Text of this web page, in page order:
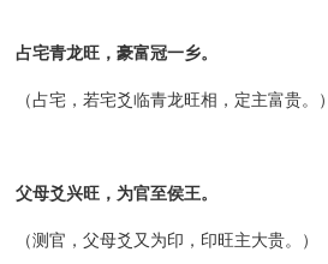
占宅青龙旺，豪富冠一乡。
（占宅，若宅爻临青龙旺相，定主富贵。）
父母爻兴旺，为官至侯王。
（测官，父母爻又为印，印旺主大贵。）